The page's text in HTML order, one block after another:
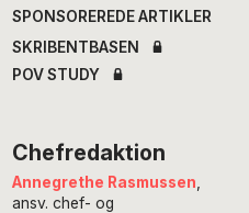
SPONSOREREDE ARTIKLER
SKRIBENTBASEN
POV STUDY
Chefredaktion
Annegrethe Rasmussen
ansv. chef- og